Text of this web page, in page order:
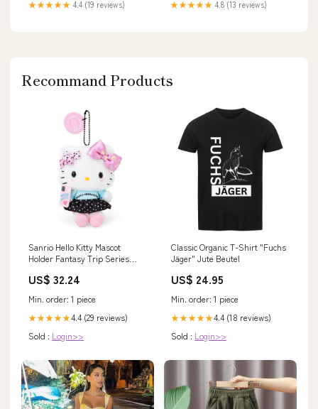
★★★★★ 4.4 (19 reviews) ★★★★★ 4.8 (13 reviews)
Recommand Products
Sanrio Hello Kitty Mascot
Holder Fantasy Trip Series
US$ 32.24
Min. order: 1 piece
★★★★★4.4 (29 reviews)
Sold : Login>>
Classic Organic T-Shirt "Fuchs
Jäger" Jute Beutel
US$ 24.95
Min. order: 1 piece
★★★★★4.4 (18 reviews)
Sold : Login>>